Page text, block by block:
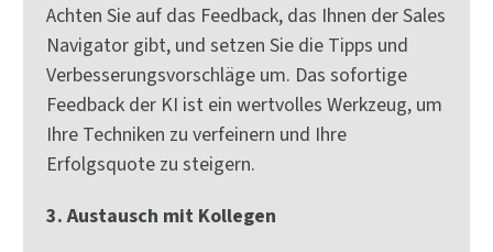
Achten Sie auf das Feedback, das Ihnen der Sales
Navigator gibt, und setzen Sie die Tipps und
Verbesserungsvorschläge um. Das sofortige
Feedback der KI ist ein wertvolles Werkzeug, um
Ihre Techniken zu verfeinern und Ihre
Erfolgsquote zu steigern.
3. Austausch mit Kollegen